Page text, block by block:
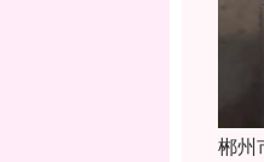
郴州